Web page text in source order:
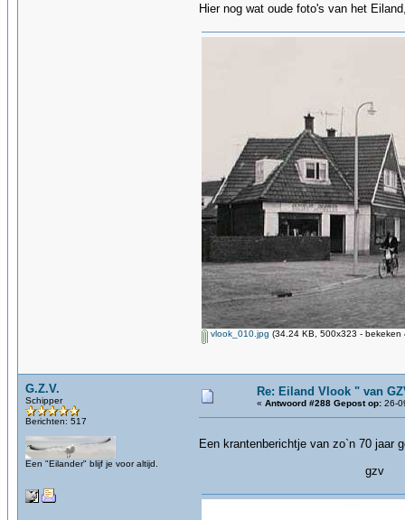
Hier nog wat oude foto's van het
vlook_010.jpg (34.24 KB, 500x323 - bekeken
G.Z.V.
Schipper
Berichten: 517
Een "Eilander" blijf je voor altijd.
Re: Eiland Vlook " van
« Antwoord #288 Gepost op: 26-
Een krantenberichtje van zo`n 70 jaar
gzv